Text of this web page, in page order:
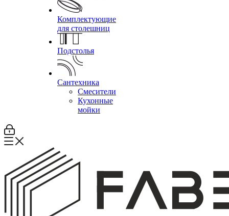
Комплектующие
для столешниц
Подстолья
Сантехника
Смесители
Кухонные
мойки